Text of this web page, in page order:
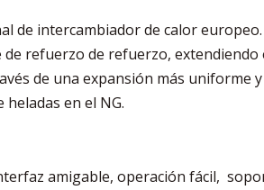
de intercambiador de calor
refuerzo de refuerzo,
de una expansión más uniforme
en el NG.
amigable, operación fácil,